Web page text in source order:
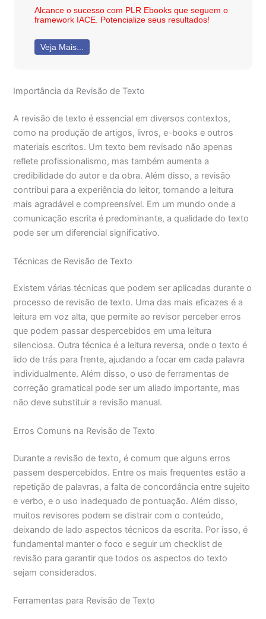
Alcance o sucesso com PLR Ebooks que seguem o
framework IACE. Potencialize seus resultados!
Veja Mais...
Importância da Revisão de Texto
A revisão de texto é essencial em diversos contextos,
como na produção de artigos, livros, e-books e outros
materiais escritos. Um texto bem revisado não apenas
reflete profissionalismo, mas também aumenta a
credibilidade do autor e da obra. Além disso, a revisão
contribui para a experiência do leitor, tornando a leitura
mais agradável e compreensível. Em um mundo onde a
comunicação escrita é predominante, a qualidade do texto
pode ser um diferencial significativo.
Técnicas de Revisão de Texto
Existem várias técnicas que podem ser aplicadas durante o
processo de revisão de texto. Uma das mais eficazes é a
leitura em voz alta, que permite ao revisor perceber erros
que podem passar despercebidos em uma leitura
silenciosa. Outra técnica é a leitura reversa, onde o texto é
lido de trás para frente, ajudando a focar em cada palavra
individualmente. Além disso, o uso de ferramentas de
correção gramatical pode ser um aliado importante, mas
não deve substituir a revisão manual.
Erros Comuns na Revisão de Texto
Durante a revisão de texto, é comum que alguns erros
passem despercebidos. Entre os mais frequentes estão a
repetição de palavras, a falta de concordância entre sujeito
e verbo, e o uso inadequado de pontuação. Além disso,
muitos revisores podem se distrair com o conteúdo,
deixando de lado aspectos técnicos da escrita. Por isso, é
fundamental manter o foco e seguir um checklist de
revisão para garantir que todos os aspectos do texto
sejam considerados.
Ferramentas para Revisão de Texto